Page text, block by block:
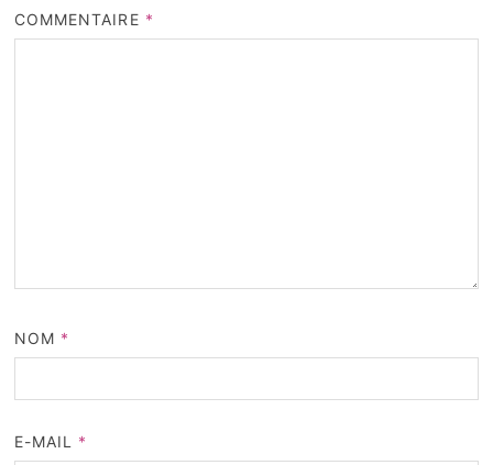
COMMENTAIRE *
NOM *
E-MAIL *